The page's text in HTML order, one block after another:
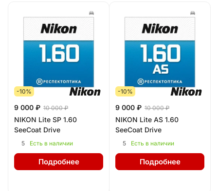
-10%
9 000 ₽ 10 000 ₽
NIKON Lite SP 1.60
SeeCoat Drive
5 Есть в наличии
Подробнее
-10%
9 000 ₽ 10 000 ₽
NIKON Lite AS 1.60
SeeCoat Drive
5 Есть в наличии
Подробнее